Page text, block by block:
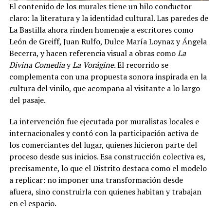
El contenido de los murales tiene un hilo conductor
claro: la literatura y la identidad cultural. Las paredes de
La Bastilla ahora rinden homenaje a escritores como
León de Greiff, Juan Rulfo, Dulce María Loynaz y Ángela
Becerra, y hacen referencia visual a obras comoLa
Divina ComediayLa Vorágine. El recorrido se
complementa con una propuesta sonora inspirada en la
cultura del vinilo, que acompaña al visitante a lo largo
del pasaje.
La intervención fue ejecutada por muralistas locales e
internacionales y contó con la participación activa de
los comerciantes del lugar, quienes hicieron parte del
proceso desde sus inicios. Esa construcción colectiva es,
precisamente, lo que el Distrito destaca como el modelo
a replicar: no imponer una transformación desde
afuera, sino construirla con quienes habitan y trabajan
en el espacio.